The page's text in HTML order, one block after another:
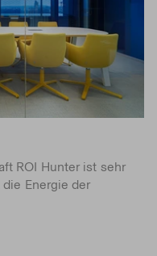
ROI Hunter ist sehr
Energie der